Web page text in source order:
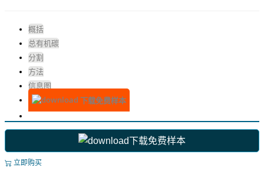
概括
总有机碳
分割
方法
信息图
下载免费样本
下载免费样本
立即购买